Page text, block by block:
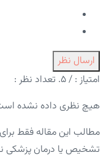
ارسال نظر
امتیاز : / ۵. تعداد نظر :
هیچ نظری داده نشده
مطالب این مقاله فقط
تشخیص یا درمان پزشکی